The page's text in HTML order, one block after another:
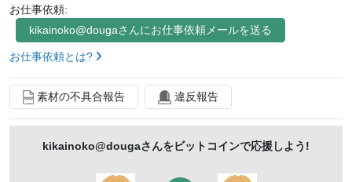
お仕事依頼:
kikainoko@dougaさんにお仕事依頼メールを送る
お仕事依頼とは?
素材の不具合報告 違反報告
kikainoko@dougaさんをビットコインで応援しよう!